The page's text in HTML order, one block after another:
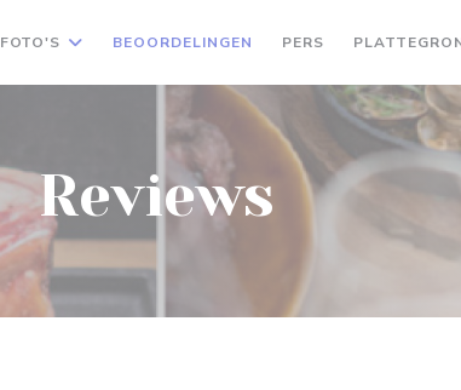
FOTO'S BEOORDELINGEN PERS
Reviews